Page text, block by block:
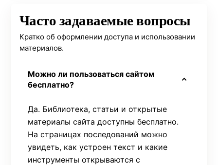
Часто задаваемые вопросы
Кратко об оформлении доступа и использовании
материалов.
Можно ли пользоваться сайтом
бесплатно?
Да. Библиотека, статьи и открытые
материалы сайта доступны бесплатно.
На страницах последований можно
увидеть, как устроен текст и какие
инструменты открываются с